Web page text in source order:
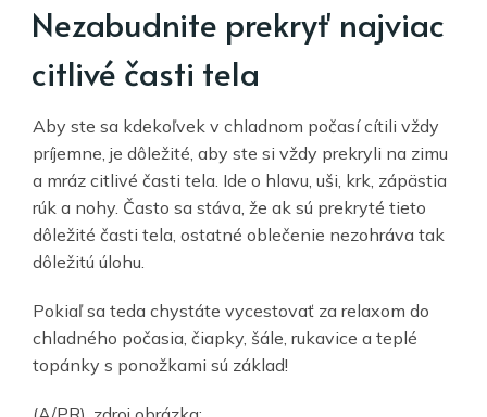
Nezabudnite prekryť najviac
citlivé časti tela
Aby ste sa kdekoľvek v chladnom počasí cítili vždy
príjemne, je dôležité, aby ste si vždy prekryli na zimu
a mráz citlivé časti tela. Ide o hlavu, uši, krk, zápästia
rúk a nohy. Často sa stáva, že ak sú prekryté tieto
dôležité časti tela, ostatné oblečenie nezohráva tak
dôležitú úlohu.
Pokiaľ sa teda chystáte vycestovať za relaxom do
chladného počasia, čiapky, šále, rukavice a teplé
topánky s ponožkami sú základ!